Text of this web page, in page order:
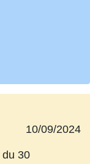
10/09/2024
du 30